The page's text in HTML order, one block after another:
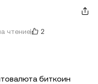
чтение 2
биткоин